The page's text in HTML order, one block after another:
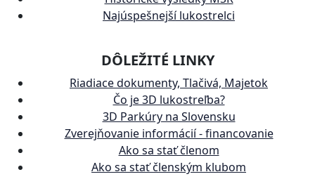
Najúspešnejší lukostrelci
DÔLEŽITÉ LINKY
Riadiace dokumenty, Tlačivá, Majetok
Čo je 3D lukostreľba?
3D Parkúry na Slovensku
Zverejňovanie informácií - financovanie
Ako sa stať členom
Ako sa stať členským klubom